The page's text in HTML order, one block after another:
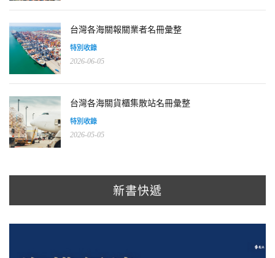
台灣各海關報關業者名冊彙整
特別收錄
2026-06-05
台灣各海關貨櫃集散站名冊彙整
特別收錄
2026-05-05
新書快遞